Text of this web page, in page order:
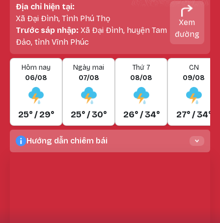
Địa chỉ hiện tại:
Xã Đại Đình, Tình Phú Thọ
Trước sáp nhập: Xã Đại Đình, huyện Tam
Đảo, tỉnh Vĩnh Phúc
Xem
đường
Hôm nay
06/08
25° / 29°
Ngày mai
07/08
25° / 30°
Thứ 7
08/08
26° / 34°
CN
09/08
27° / 34°
Hướng dẫn chiêm bái